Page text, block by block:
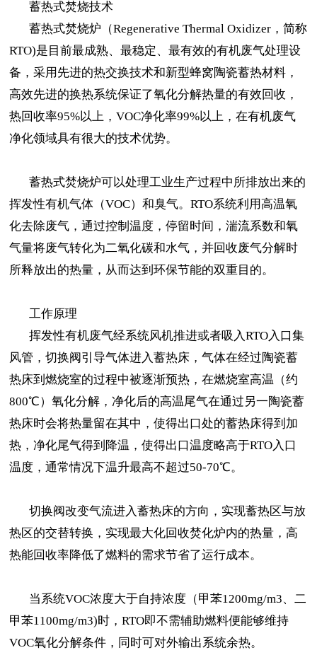
蓄热式焚烧技术
蓄热式焚烧炉（Regenerative Thermal Oxidizer，简称
RTO)是目前最成熟、最稳定、最有效的有机废气处理设
备，采用先进的热交换技术和新型蜂窝陶瓷蓄热材料，
高效先进的换热系统保证了氧化分解热量的有效回收，
热回收率95%以上，VOC净化率99%以上，在有机废气
净化领域具有很大的技术优势。
蓄热式焚烧炉可以处理工业生产过程中所排放出来的
挥发性有机气体（VOC）和臭气。RTO系统利用高温氧
化去除废气，通过控制温度，停留时间，湍流系数和氧
气量将废气转化为二氧化碳和水气，并回收废气分解时
所释放出的热量，从而达到环保节能的双重目的。
工作原理
挥发性有机废气经系统风机推进或者吸入RTO入口集
风管，切换阀引导气体进入蓄热床，气体在经过陶瓷蓄
热床到燃烧室的过程中被逐渐预热，在燃烧室高温（约
800℃）氧化分解，净化后的高温尾气在通过另一陶瓷蓄
热床时会将热量留在其中，使得出口处的蓄热床得到加
热，净化尾气得到降温，使得出口温度略高于RTO入口
温度，通常情况下温升最高不超过50-70℃。
切换阀改变气流进入蓄热床的方向，实现蓄热区与放
热区的交替转换，实现最大化回收焚化炉内的热量，高
热能回收率降低了燃料的需求节省了运行成本。
当系统VOC浓度大于自持浓度（甲苯1200mg/m3、二
甲苯1100mg/m3)时，RTO即不需辅助燃料便能够维持
VOC氧化分解条件，同时可对外输出系统余热。